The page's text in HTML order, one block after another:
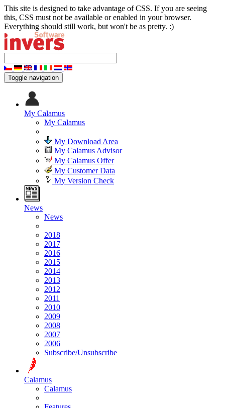
This site is designed to take advantage of CSS. If you are seeing
this, CSS must not be available or enabled in your browser.
Everything should still work, but won't be as pretty. :)
Toggle navigation
My Calamus
My Calamus
My Download Area
My Calamus Advisor
My Calamus Offer
My Customer Data
My Version Check
News
News
2018
2017
2016
2015
2014
2013
2012
2011
2010
2009
2008
2007
2006
Subscribe/Unsubscribe
Calamus
Calamus